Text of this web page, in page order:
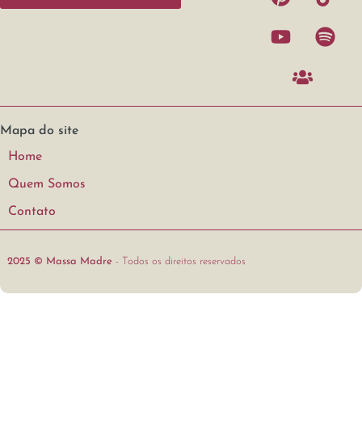
Mapa do site
Home
Quem Somos
Contato
2025 © Massa Madre - Todos os direitos reservados